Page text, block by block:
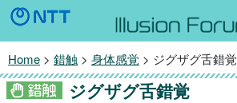
Home > 錯触 > 身体感覚 > ジグザグ舌錯覚
ジグザグ舌錯覚